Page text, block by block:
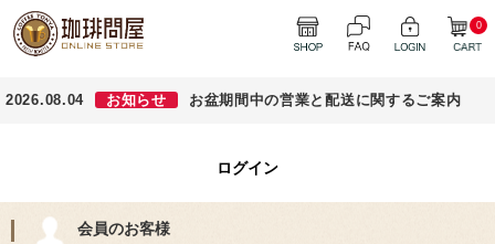
0
2026.08.04 お知らせ お盆期間中の営業と配送に関するご案内
ログイン
会員のお客様